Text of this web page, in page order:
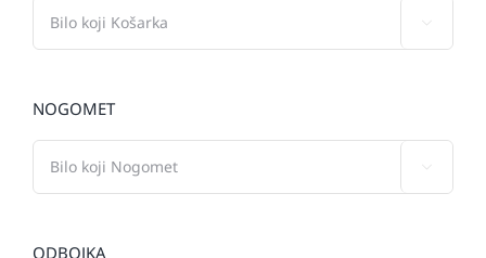
NOGOMET
ODBOJKA